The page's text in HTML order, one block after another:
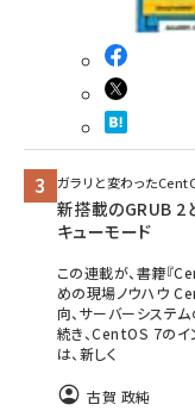
ガラリと変わった
新搭載のGRUB 2
キューモード
この連載が、書籍『
めの現場ノウハウ
向、サーバーシステ
続き、CentOS 7のイ
は、新しく
古賀 政純